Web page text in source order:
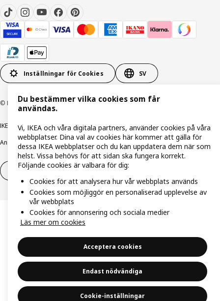
Inställningar för Cookies SV
© Inter IKEA Systems B.V. 1999-2026
IKEA Family integritetspolicyIntegritetspolicyCookiepolicy
Ansvarsfullt avslöjandepolicyE-postKöp- & leveransvillkor Bolagsinformation
Utöva ångerrätt Utöva ångerrätten för tjänster
Du bestämmer vilka cookies som får
användas.
Vi, IKEA och våra digitala partners, använder cookies på våra
webbplatser. Dina val av cookies här kommer att gälla för
dessa IKEA webbplatser och du kan uppdatera dem när som
helst. Vissa behövs för att sidan ska fungera korrekt.
Följande cookies är valbara för dig:
Cookies för att analysera hur vår webbplats används
Cookies som möjliggör en personaliserad upplevelse av
vår webbplats
Cookies för annonsering och sociala medier
Läs mer om cookies
Acceptera cookies
Endast nödvändiga
Cookie-inställningar